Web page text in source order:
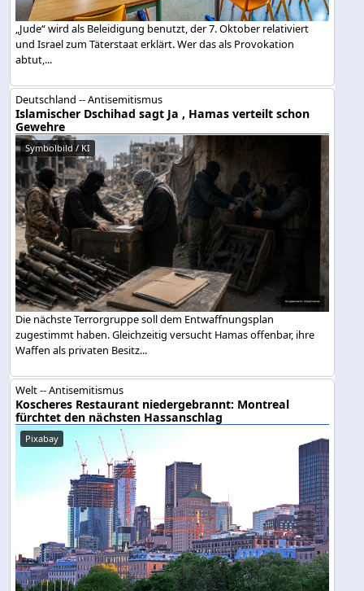
„Jude“ wird als Beleidigung benutzt, der 7. Oktober relativiert
und Israel zum Täterstaat erklärt. Wer das als Provokation
abtut,...
Deutschland -- Antisemitismus
Islamischer Dschihad sagt Ja , Hamas verteilt schon
Gewehre
Symbolbild / KI
Die nächste Terrorgruppe soll dem Entwaffnungsplan
zugestimmt haben. Gleichzeitig versucht Hamas offenbar, ihre
Waffen als privaten Besitz...
Welt -- Antisemitismus
Koscheres Restaurant niedergebrannt: Montreal
fürchtet den nächsten Hassanschlag
Pixabay